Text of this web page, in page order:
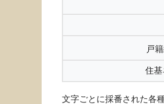
戸
住
文字ごとに採番された各